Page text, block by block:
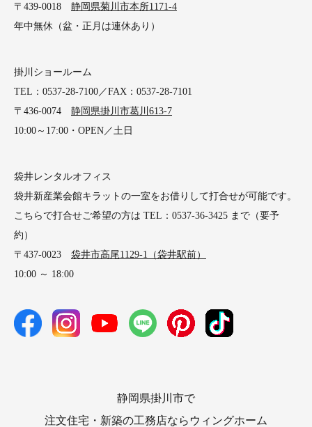
〒439-0018 静岡県菊川市本所1171-4
年中無休（盆・正月は連休あり）
掛川ショールーム
TEL：0537-28-7100／FAX：0537-28-7101
〒436-0074 静岡県掛川市葛川613-7
10:00～17:00・OPEN／土日
袋井レンタルオフィス
袋井新産業会館キラットの一室をお借りして打合せが可能です。
こちらで打合せご希望の方は TEL：0537-36-3425 まで（要予
約）
〒437-0023 袋井市高尾1129-1（袋井駅前）
10:00 ～ 18:00
静岡県掛川市で
注文住宅・新築の工務店ならウィングホーム